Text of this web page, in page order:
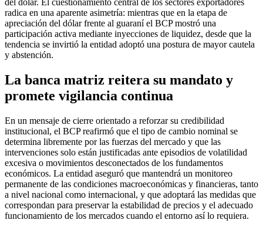
del dólar. El cuestionamiento central de los sectores exportadores
radica en una aparente asimetría: mientras que en la etapa de
apreciación del dólar frente al guaraní el BCP mostró una
participación activa mediante inyecciones de liquidez, desde que la
tendencia se invirtió la entidad adoptó una postura de mayor cautela
y abstención.
La banca matriz reitera su mandato y
promete vigilancia continua
En un mensaje de cierre orientado a reforzar su credibilidad
institucional, el BCP reafirmó que el tipo de cambio nominal se
determina libremente por las fuerzas del mercado y que las
intervenciones solo están justificadas ante episodios de volatilidad
excesiva o movimientos desconectados de los fundamentos
económicos. La entidad aseguró que mantendrá un monitoreo
permanente de las condiciones macroeconómicas y financieras, tanto
a nivel nacional como internacional, y que adoptará las medidas que
correspondan para preservar la estabilidad de precios y el adecuado
funcionamiento de los mercados cuando el entorno así lo requiera.